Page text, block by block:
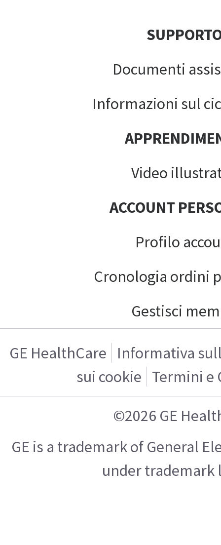
Documenti
Informazioni sul
Video
ACCOUNT
Profilo
Cronologia ordini
Gestisci
GE HealthCare
Informativa
sui cookie Termini e
©2026 GE
GE is a trademark of General
under trademark